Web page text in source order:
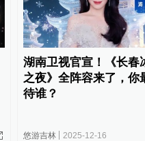
湖南卫视官宣！《长春
之夜》全阵容来了，你
待谁？
悠游吉林 2025-12-16